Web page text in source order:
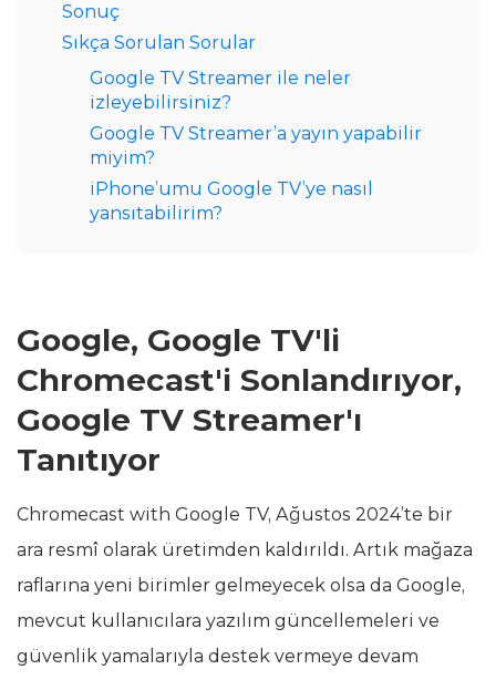
Sonuç
Sıkça Sorulan Sorular
Google TV Streamer ile neler
izleyebilirsiniz?
Google TV Streamer’a yayın yapabilir
miyim?
iPhone’umu Google TV’ye nasıl
yansıtabilirim?
Google, Google TV'li
Chromecast'i Sonlandırıyor,
Google TV Streamer'ı
Tanıtıyor
Chromecast with Google TV, Ağustos 2024’te bir
ara resmî olarak üretimden kaldırıldı. Artık mağaza
raflarına yeni birimler gelmeyecek olsa da Google,
mevcut kullanıcılara yazılım güncellemeleri ve
güvenlik yamalarıyla destek vermeye devam